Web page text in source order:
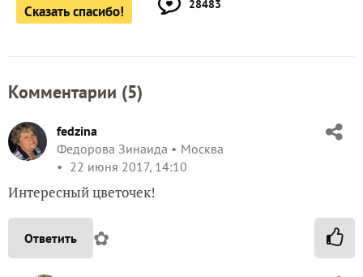
Сказать спасибо! 28483
Комментарии (5)
fedzina
Федорова Зинаида
Москва
22 июня 2017, 14:10
Интересный цветочек!
Ответить ✿